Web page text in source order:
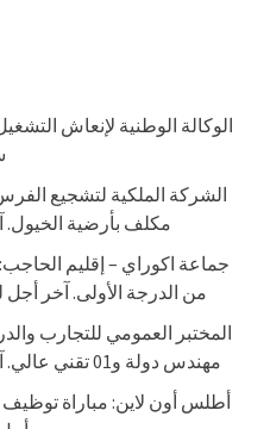
مكلف بأرضية الخيول. آخر أجل
من الدرجة الأولى. آخر أجل للترشيح
مهندس دولة و01 تقني عالي. آخر أجل هو 02 يونيو 2023